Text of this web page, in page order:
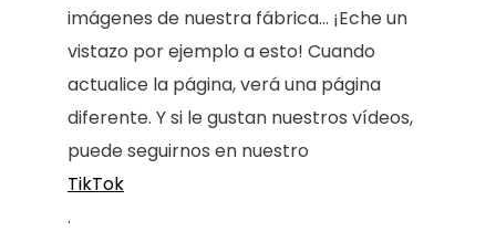
imágenes de nuestra fábrica... ¡Eche un
vistazo por ejemplo a esto! Cuando
actualice la página, verá una página
diferente. Y si le gustan nuestros vídeos,
puede seguirnos en nuestro
TikTok
.